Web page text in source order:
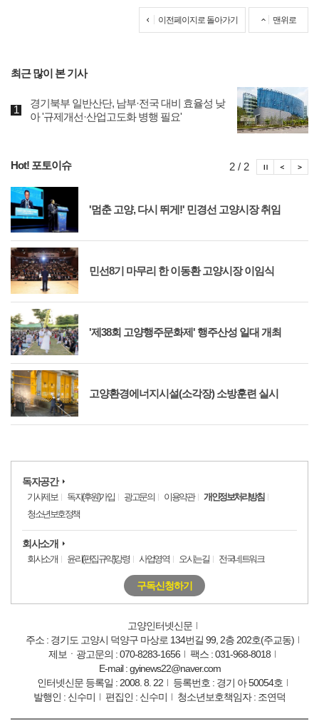
이전페이지로 돌아가기 맨위로
최근 많이 본 기사
경기북부 일반산단, 남부·전국 대비 효율성 낮
아 '규제개선·산업고도화 병행 필요'
Hot! 포토이슈
'멈춘 고양, 다시 뛰게!' 민경선 고양시장 취임
민선8기 마무리 한 이동환 고양시장 이임식
'제38회 고양행주문화제' 행주산성 일대 개최
고양환경에너지시설(소각장) 소방훈련 실시
2 / 2 포
포토이
독자공간
기사제보 독자(후원)가입 광고문의 이용약관
개인정보처리방침
청소년보호정책
회사소개
회사소개 윤리(편집규약)강령 사업영역 오시는길 전국네트워크
구독신청하기
고양인터넷신문
주소 : 경기도 고양시 덕양구 마상로 134번길 99, 2층 202호(주교동)
제보ㆍ광고문의 : 070-8283-1656
팩스 : 031-968-8018
E-mail : gyinews22@naver.com
인터넷신문 등록일 : 2008. 8. 22
등록번호 : 경기 아 50054호
발행인 : 신수미
편집인 : 신수미 청소년보호책임자 : 조연덕